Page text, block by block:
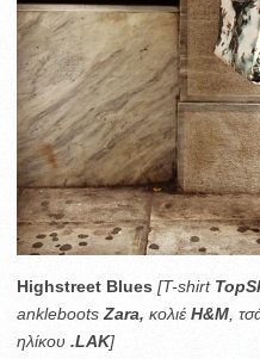
Highstreet Blues [T-shirt
ankleboots Zara, κολιέ Η&Μ ,
ηλίκου .LAK]